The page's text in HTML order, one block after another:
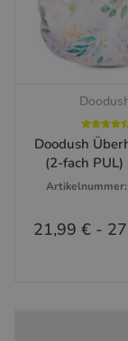
Doodush
(2-fach PUL)
Artikelnummer:
21,99 € -